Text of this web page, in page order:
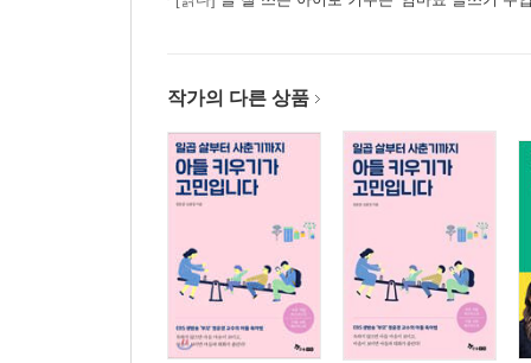
WRITING· 8 『나는 아인슈타인이야!』를 읽고 글
갈릴레이는 어떤 사람일까?
WRITING·10 『갈릴레오 갈릴레이』를 읽고 글쓰
책 속 부록 학교 과제로 나오는 글쓰기 지도법 3 설
chapter4 과학책 제대로 읽고 제대로 글쓰기
과학책을 읽었지만 용어와 개념을 이해하지 못하
백혈구는 어떻게 우리 몸을 지킬까?
WRITING· 11 『싸우는 몸』을 읽고 글쓰기
태풍의 역할을 무엇일까?
작가의 다른 상품